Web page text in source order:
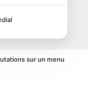
sur un menu